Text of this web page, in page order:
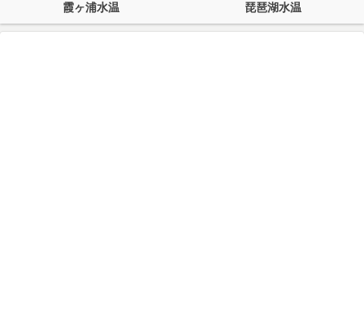
霞ヶ浦水温 琵琶湖水温